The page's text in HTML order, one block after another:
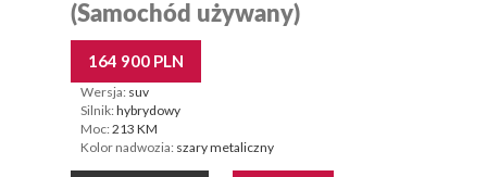
(Samochód używany)
164 900 PLN
Wersja: suv
Silnik: hybrydowy
Moc: 213 KM
Kolor nadwozia: szary metaliczny